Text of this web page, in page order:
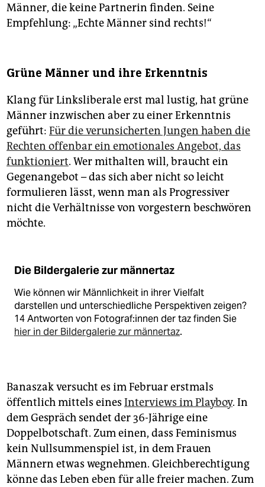
Männer, die keine Partnerin finden. Seine
Empfehlung: „Echte Männer sind rechts!“
Grüne Männer und ihre Erkenntnis
Klang für Linksliberale erst mal lustig, hat grüne
Männer inzwischen aber zu einer Erkenntnis
geführt: Für die verunsicherten Jungen haben die
Rechten offenbar ein emotionales Angebot, das
funktioniert. Wer mithalten will, braucht ein
Gegenangebot – das sich aber nicht so leicht
formulieren lässt, wenn man als Progressiver
nicht die Verhältnisse von vorgestern beschwören
möchte.
Die Bildergalerie zur männertaz
Wie können wir Männlichkeit in ihrer Vielfalt
darstellen und unterschiedliche Perspektiven zeigen?
14 Antworten von Fo­to­gra­f:in­nen der taz finden Sie
hier in der Bildergalerie zur männertaz.
Banaszak versucht es im Februar erstmals
öffentlich mittels eines Interviews im Playboy. In
dem Gespräch sendet der 36-Jährige eine
Doppelbotschaft. Zum einen, dass Feminismus
kein Nullsummenspiel ist, in dem Frauen
Männern etwas wegnehmen. Gleichberechtigung
könne das Leben eben für alle freier machen. Zum